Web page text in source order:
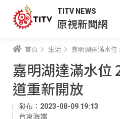
TITV NEWS
原視新聞網
首頁 生活 嘉明湖達滿水位
嘉明湖達滿水位
道重新開放
發布：2023-08-09 19:13
台東海端